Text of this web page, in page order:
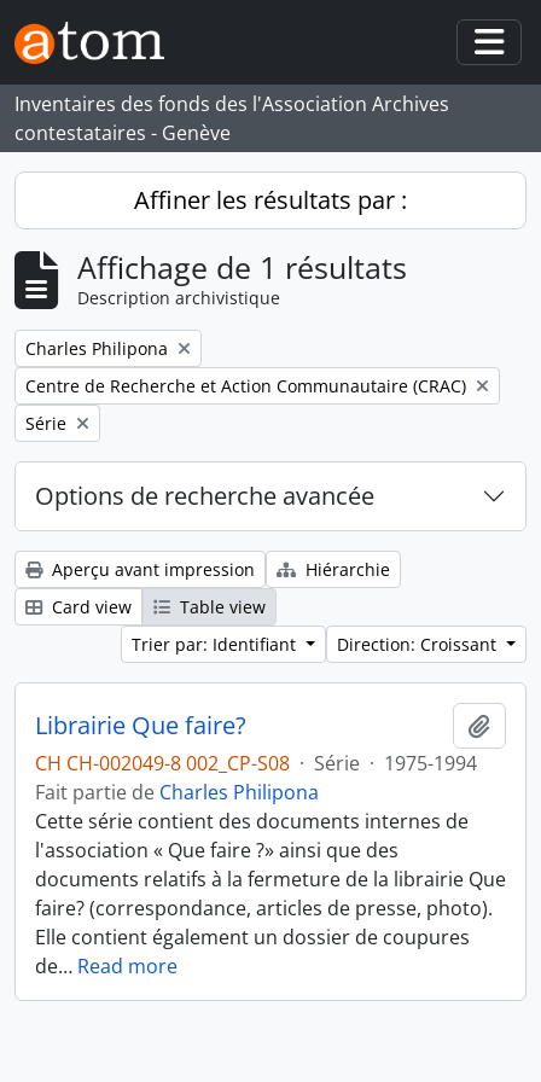
Skip to main content
Inventaires des fonds des l'Association Archives
contestataires - Genève
Affiner les résultats par :
Affichage de 1 résultats
Description archivistique
Remove filter:
Charles Philipona
Remove filter:
Centre de Recherche et Action Communautaire (CRAC)
Remove filter:
Série
Options de recherche avancée
Aperçu avant impression
Hiérarchie
Card view
Table view
Trier par: Identifiant
Direction: Croissant
Librairie Que faire?
CH CH-002049-8 002_CP-S08 · Série · 1975-1994
Fait partie de Charles Philipona
Cette série contient des documents internes de
l'association « Que faire ?» ainsi que des
documents relatifs à la fermeture de la librairie Que
faire? (correspondance, articles de presse, photo).
Elle contient également un dossier de coupures
de… Read more